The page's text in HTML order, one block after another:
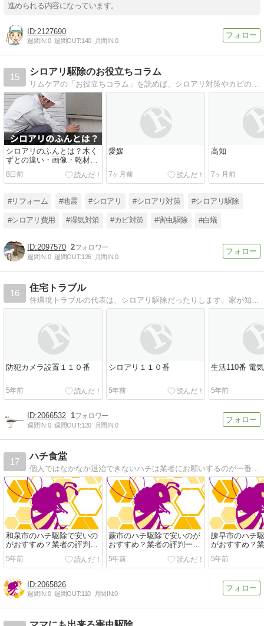
進められる内容になっています。
2127690
週間IN:0 週間OUT:140 月間IN:0
15
シロアリ駆除のお役立ちコラム
リムケアの「お役立ちコラム」を読めば、シロアリ対策やカビの発生を防ぐ湿気対策などに役立つ知識やノウハウを得ることができます。建物の寿命を伸ばすメンテナンス術などの記事を公開しています。
シロアリのふんとは？木く
ずとの違い・画像・乾材シ
ロアリの見分け方
8日前
愛媛
7ヶ月前
高知
7ヶ月前
#リフォーム #地震 #シロアリ #シロアリ対策 #シロアリ駆除
#シロアリ費用 #湿気対策 #カビ対策 #害虫駆除 #白蟻
2097570 2
週間IN:0 週間OUT:126 月間IN:0
16
住宅トラブル
住環境トラブルの代表は、シロアリ駆除だったりします。家が知らない間に虫に蝕まれていたら・・・、気がついた時点で対策すれば大丈夫ですよ。ではどんな対策をするかと言えば、バリエーションは豊富です。
防犯カメラ設置１１０番
5年前
シロアリ１１０番
5年前
生活110番 電
5年前
2066532 1
週間IN:0 週間OUT:120 月間IN:0
17
ハチ食堂
個人ではなかなか退治できないハチは業者にお願いするのが一番です。ここでは全国のハチの巣駆除業者をご紹介します！
和泉市のハチ駆除で安いの
がおすすめ？業者の評判一
覧表
5年前
蕨市のハチ駆除で安いのが
おすすめ？業者の評判一覧
表
5年前
諫早市のハチ
がおすすめ？
覧表
5年前
2065826
週間IN:0 週間OUT:110 月間IN:0